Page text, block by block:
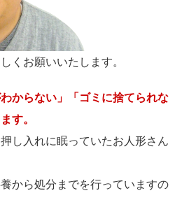
くお願いいたします。
からない」「ゴミに捨てられな
す。
し入れに眠っていたお人形さん
から処分までを行っていますの